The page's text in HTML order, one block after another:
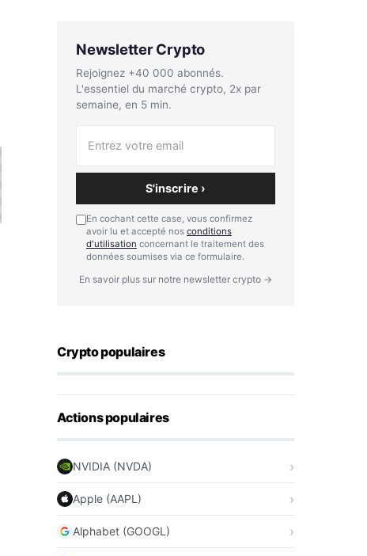
Newsletter Crypto
Rejoignez +40 000 abonnés.
L'essentiel du marché crypto, 2x par
semaine, en 5 min.
S'inscrire ›
En cochant cette case, vous confirmez
avoir lu et accepté nos conditions
d'utilisation concernant le traitement des
données soumises via ce formulaire.
En savoir plus sur notre newsletter crypto →
Crypto populaires
Actions populaires
NVIDIA (NVDA)
Apple (AAPL)
Alphabet (GOOGL)